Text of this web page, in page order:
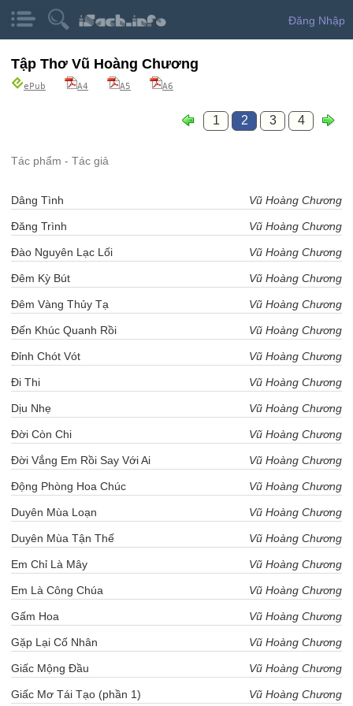
Đăng Nhập
Tập Thơ Vũ Hoàng Chương
ePub A4 A5 A6
1 2 3 4
Tác phẩm - Tác giả
Dâng Tình Vũ Hoàng Chương
Đăng Trình Vũ Hoàng Chương
Đào Nguyên Lạc Lối Vũ Hoàng Chương
Đêm Kỳ Bút Vũ Hoàng Chương
Đêm Vàng Thủy Tạ Vũ Hoàng Chương
Đến Khúc Quanh Rồi Vũ Hoàng Chương
Đỉnh Chót Vót Vũ Hoàng Chương
Đi Thi Vũ Hoàng Chương
Dịu Nhẹ Vũ Hoàng Chương
Đời Còn Chi Vũ Hoàng Chương
Đời Vắng Em Rồi Say Với Ai Vũ Hoàng Chương
Động Phòng Hoa Chúc Vũ Hoàng Chương
Duyên Mùa Loạn Vũ Hoàng Chương
Duyên Mùa Tận Thế Vũ Hoàng Chương
Em Chỉ Là Mây Vũ Hoàng Chương
Em Là Công Chúa Vũ Hoàng Chương
Gấm Hoa Vũ Hoàng Chương
Gặp Lại Cố Nhân Vũ Hoàng Chương
Giấc Mộng Đầu Vũ Hoàng Chương
Giấc Mơ Tái Tạo (phần 1) Vũ Hoàng Chương